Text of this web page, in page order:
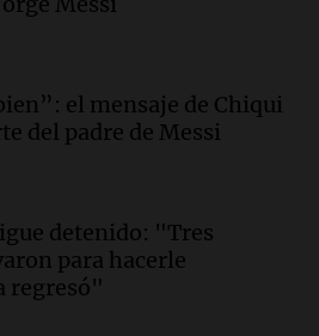
necesita un trasplante
que la inflación nacional
todos
rescataron a una
ocho días atrapada en
el mensaje de Chiqui
del padre de Messi
detenido: "Tres
para hacerle
regresó"